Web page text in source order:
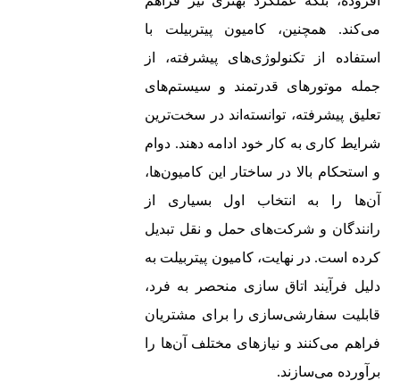
می‌کند. همچنین، کامیون‌ پیتربیلت با
استفاده از تکنولوژی‌های پیشرفته، از
جمله موتورهای قدرتمند و سیستم‌های
تعلیق پیشرفته، توانسته‌اند در سخت‌ترین
شرایط کاری به کار خود ادامه دهند. دوام
و استحکام بالا در ساختار این کامیون‌ها،
آن‌ها را به انتخاب اول بسیاری از
رانندگان و شرکت‌های حمل و نقل تبدیل
کرده است. در نهایت، کامیون‌ پیتربیلت به
دلیل فرآیند اتاق سازی منحصر به فرد،
قابلیت سفارشی‌سازی را برای مشتریان
فراهم می‌کنند و نیازهای مختلف آن‌ها را
برآورده می‌سازند.